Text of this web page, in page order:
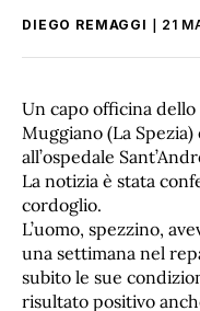
DIEGO REMAGGI 21
Un capo officina
Muggiano (La
all’ospedale
La notizia è stata
cordoglio.
L’uomo, spezzino,
una settimana nel
subito le sue
risultato positivo